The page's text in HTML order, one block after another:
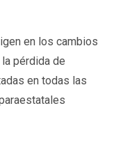
en los cambios
pérdida de
en todas las